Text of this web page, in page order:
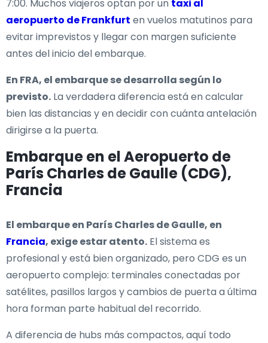
7:00. Muchos viajeros optan por un taxi al
aeropuerto de Frankfurt en vuelos matutinos para
evitar imprevistos y llegar con margen suficiente
antes del inicio del embarque.
En FRA, el embarque se desarrolla según lo
previsto. La verdadera diferencia está en calcular
bien las distancias y en decidir con cuánta antelación
dirigirse a la puerta.
Embarque en el Aeropuerto de
París Charles de Gaulle (CDG),
Francia
El embarque en París Charles de Gaulle, en
Francia, exige estar atento. El sistema es
profesional y está bien organizado, pero CDG es un
aeropuerto complejo: terminales conectadas por
satélites, pasillos largos y cambios de puerta a última
hora forman parte habitual del recorrido.
A diferencia de hubs más compactos, aquí todo